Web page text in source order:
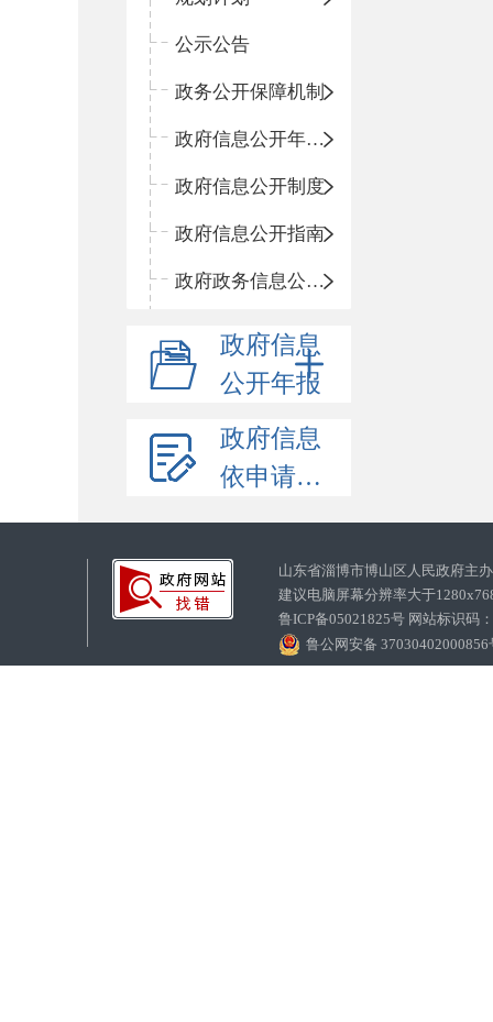
公示公告
政务公开保障机制
政府信息公开年度报告
政府信息公开制度
政府信息公开指南
政府政务信息公开目录
政府信息
公开年报
政府信息
依申请公开
山东省淄博市博山区人民政府
建议电脑屏幕分辨率大于
鲁ICP备05021825号 网站标识码
鲁公网安备 37030402000856